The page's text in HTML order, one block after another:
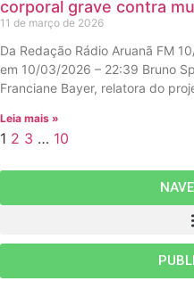
corporal grave contra
11 de março de 2026
Da Redação Rádio Aruanã FM
em 10/03/2026 – 22:39 Bruno
Franciane Bayer, relatora do
Leia mais »
1 2 3 … 10